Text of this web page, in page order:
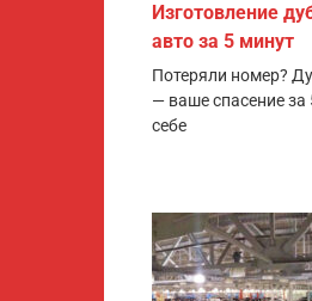
Изготовление
авто за 5 минут
Потеряли номер?
— ваше спасение за
себе